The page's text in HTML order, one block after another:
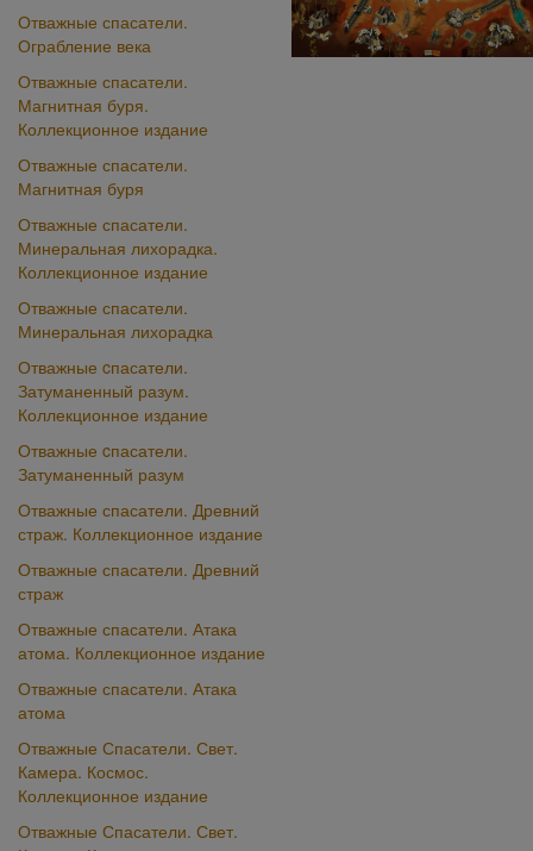
Отважные спасатели.
Ограбление века
Отважные спасатели.
Магнитная буря.
Коллекционное издание
Отважные спасатели.
Магнитная буря
Отважные спасатели.
Минеральная лихорадка.
Коллекционное издание
Отважные спасатели.
Минеральная лихорадка
Отважные cпасатели.
Затуманенный разум.
Коллекционное издание
Отважные cпасатели.
Затуманенный разум
Отважные спасатели. Древний
страж. Коллекционное издание
Отважные спасатели. Древний
страж
Отважные спасатели. Атака
атома. Коллекционное издание
Отважные спасатели. Атака
атома
Отважные Спасатели. Свет.
Камера. Космос.
Коллекционное издание
Отважные Спасатели. Свет.